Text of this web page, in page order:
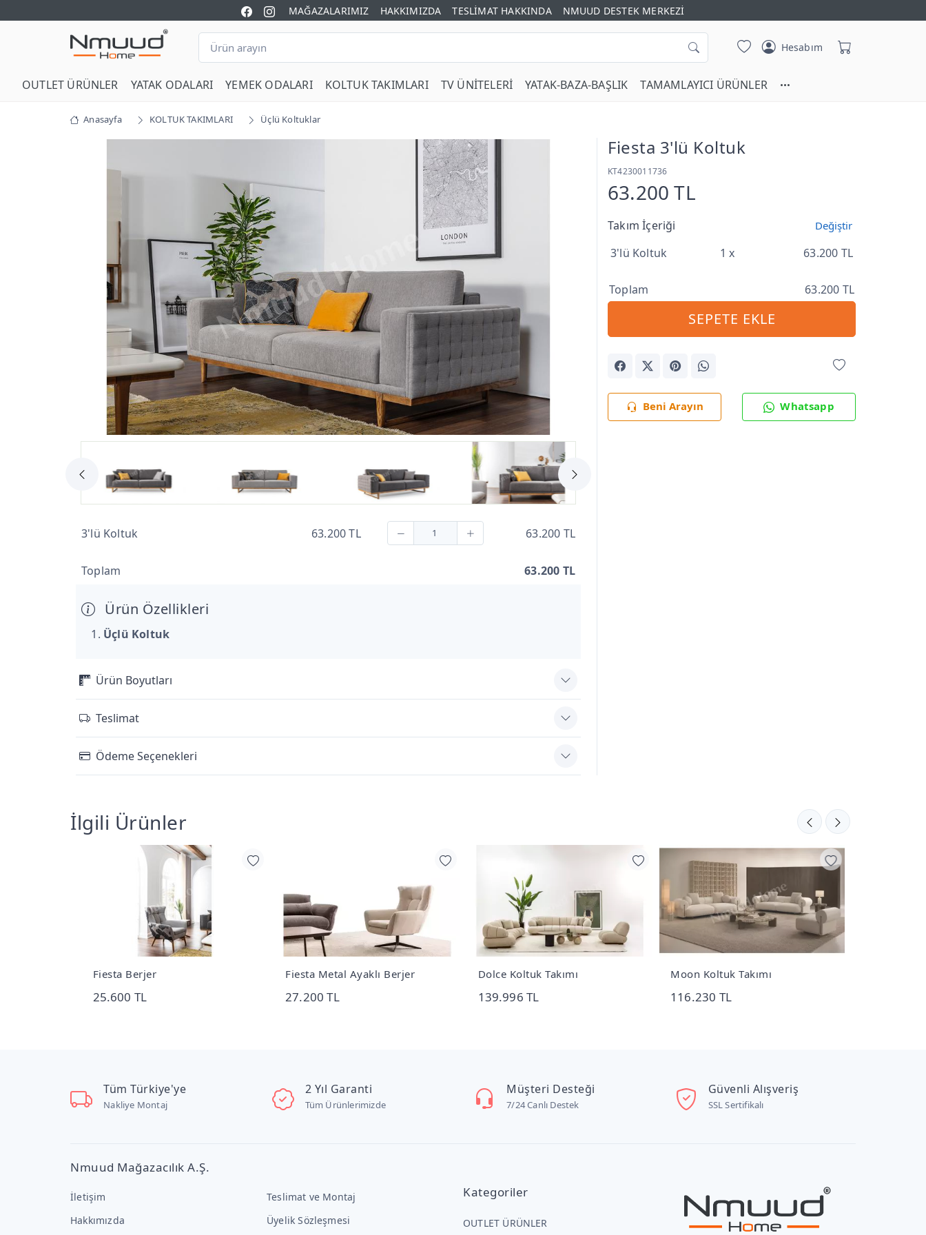
MAĞAZALARIMIZ HAKKIMIZDA TESLİMAT HAKKINDA NMUUD DESTEK MERKEZİ
Hesabım
OUTLET ÜRÜNLER YATAK ODALARI YEMEK ODALARI KOLTUK TAKIMLARI TV ÜNİTELERİ YATAK-BAZA-BAŞLIK TAMAMLAYICI ÜRÜNLER
Anasayfa KOLTUK TAKIMLARI Üçlü Koltuklar
Fiesta 3'lü Koltuk
KT4230011736
63.200 TL
Takım İçeriği Değiştir
3'lü Koltuk 1 x 63.200 TL
Toplam 63.200 TL
SEPETE EKLE
Beni Arayın Whatsapp
3'lü Koltuk 63.200 TL 63.200 TL
Toplam 63.200 TL
Ürün Özellikleri
Üçlü Koltuk
Ürün Boyutları
Teslimat
Ödeme Seçenekleri
İlgili Ürünler
Fiesta Berjer
25.600 TL
Fiesta Metal Ayaklı Berjer
27.200 TL
Dolce Koltuk Takımı
139.996 TL
Moon Koltuk Takımı
116.230 TL
Tüm Türkiye'ye
Nakliye Montaj
2 Yıl Garanti
Tüm Ürünlerimizde
Müşteri Desteği
7/24 Canlı Destek
Güvenli Alışveriş
SSL Sertifikalı
Nmuud Mağazacılık A.Ş.
İletişim
Hakkımızda
Teslimat ve Montaj
Üyelik Sözleşmesi
Kategoriler
OUTLET ÜRÜNLER